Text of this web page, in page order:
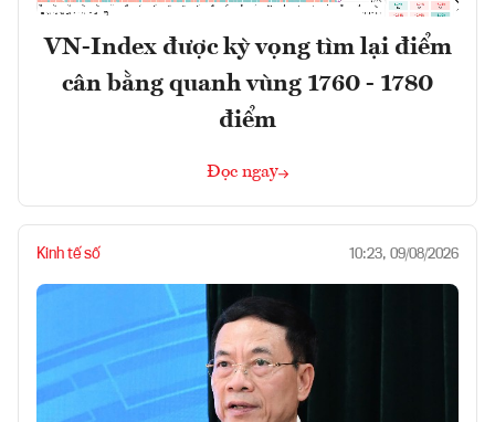
VN-Index được kỳ vọng tìm lại điểm
cân bằng quanh vùng 1760 - 1780
điểm
Đọc ngay
Kinh tế số 10:23, 09/08/2026